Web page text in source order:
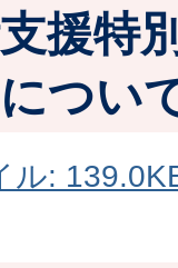
援特
つい
ル: